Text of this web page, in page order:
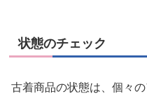
状態のチェック
古着商品の状態は、個々